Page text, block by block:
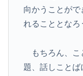
向かうことが
れることとなろ
もちろん、こ
題、話しこと